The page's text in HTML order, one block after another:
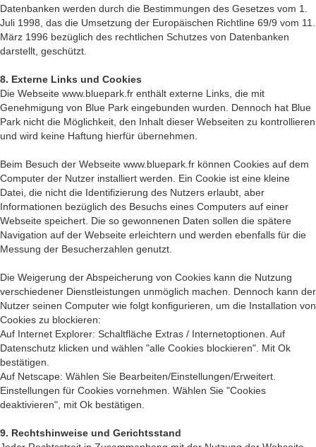
Datenbanken werden durch die Bestimmungen des Gesetzes vom 1.
Juli 1998, das die Umsetzung der Europäischen Richtline 69/9 vom 11.
März 1996 bezüglich des rechtlichen Schutzes von Datenbanken
darstellt, geschützt.
8. Externe Links und Cookies
Die Webseite www.bluepark.fr enthält externe Links, die mit
Genehmigung von Blue Park eingebunden wurden. Dennoch hat Blue
Park nicht die Möglichkeit, den Inhalt dieser Webseiten zu kontrollieren
und wird keine Haftung hierfür übernehmen.
Beim Besuch der Webseite www.bluepark.fr können Cookies auf dem
Computer der Nutzer installiert werden. Ein Cookie ist eine kleine
Datei, die nicht die Identifizierung des Nutzers erlaubt, aber
Informationen bezüglich des Besuchs eines Computers auf einer
Webseite speichert. Die so gewonnenen Daten sollen die spätere
Navigation auf der Webseite erleichtern und werden ebenfalls für die
Messung der Besucherzahlen genutzt.
Die Weigerung der Abspeicherung von Cookies kann die Nutzung
verschiedener Dienstleistungen unmöglich machen. Dennoch kann der
Nutzer seinen Computer wie folgt konfigurieren, um die Installation von
Cookies zu blockieren:
Auf Internet Explorer: Schaltfläche Extras / Internetoptionen. Auf
Datenschutz klicken und wählen "alle Cookies blockieren". Mit Ok
bestätigen.
Auf Netscape: Wählen Sie Bearbeiten/Einstellungen/Erweitert.
Einstellungen für Cookies vornehmen. Wählen Sie "Cookies
deaktivieren", mit Ok bestätigen.
9. Rechtshinweise und Gerichtsstand